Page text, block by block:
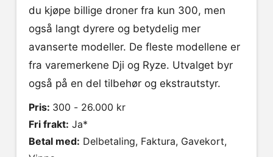
du kjøpe billige droner fra kun 300, men
også langt dyrere og betydelig mer
avanserte modeller. De fleste modellene er
fra varemerkene Dji og Ryze. Utvalget byr
også på en del tilbehør og ekstrautstyr.
Pris: 300 - 26.000 kr
Fri frakt: Ja*
Betal med: